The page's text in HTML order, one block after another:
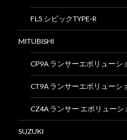
FL5 シビックTYPE-R
MITUBISHI
CP9A ランサーエボリューシ
CT9A ランサーエボリューシ
CZ4A ランサー エボリューシ
SUZUKI